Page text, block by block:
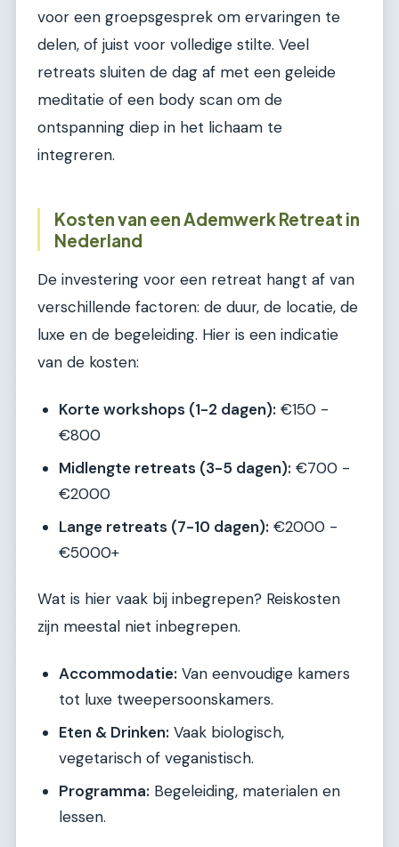
voor een groepsgesprek om ervaringen te
delen, of juist voor volledige stilte. Veel
retreats sluiten de dag af met een geleide
meditatie of een body scan om de
ontspanning diep in het lichaam te
integreren.
Kosten van een Ademwerk Retreat in
Nederland
De investering voor een retreat hangt af van
verschillende factoren: de duur, de locatie, de
luxe en de begeleiding. Hier is een indicatie
van de kosten:
Korte workshops (1-2 dagen): €150 -
€800
Midlengte retreats (3-5 dagen): €700 -
€2000
Lange retreats (7-10 dagen): €2000 -
€5000+
Wat is hier vaak bij inbegrepen? Reiskosten
zijn meestal niet inbegrepen.
Accommodatie: Van eenvoudige kamers
tot luxe tweepersoonskamers.
Eten & Drinken: Vaak biologisch,
vegetarisch of veganistisch.
Programma: Begeleiding, materialen en
lessen.